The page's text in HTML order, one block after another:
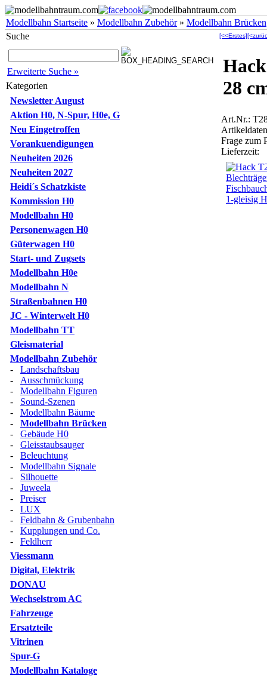
Modellbahn Startseite » Modellbahn Zubehör» Modellbahn Brücken
Suche
Erweiterte Suche »
Kategorien
Newsletter August
Aktion H0, N-Spur, H0e, G
Neu Eingetroffen
Vorankuendigungen
Neuheiten 2026
Neuheiten 2027
Heidi´s Schatzkiste
Kommission H0
Modellbahn H0
Personenwagen H0
Güterwagen H0
Start- und Zugsets
Modellbahn H0e
Modellbahn N
Straßenbahnen H0
JC - Winterwelt H0
Modellbahn TT
Gleismaterial
Modellbahn Zubehör
- Landschaftsbau
- Ausschmückung
- Modellbahn Figuren
- Sound-Szenen
- Modellbahn Bäume
- Modellbahn Brücken
- Gebäude H0
- Gleisstaubsauger
- Beleuchtung
- Modellbahn Signale
- Silhouette
- Juweela
- Preiser
- LUX
- Feldbahn & Grubenbahn
- Kupplungen und Co.
- Feldherr
Viessmann
Digital, Elektrik
DONAU
Wechselstrom AC
Fahrzeuge
Ersatzteile
Vitrinen
Spur-G
Modellbahn Kataloge
[<<Erstes]
28
Art.Nr.:
Frage zum
Lieferzeit: